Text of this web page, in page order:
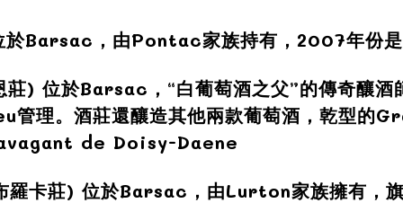
於Barsac，由Pontac家族持有，2007年份
莊) 位於Barsac，“白葡萄酒之父”的傳奇釀
理。酒莊還釀造其他兩款葡萄酒， 乾型的
de Doisy-Daene
羅卡莊) 位於Barsac，由Lurton家族擁有，